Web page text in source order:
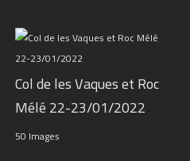
Col de les Vaques et Roc
Mélé 22-23/01/2022
50 Images